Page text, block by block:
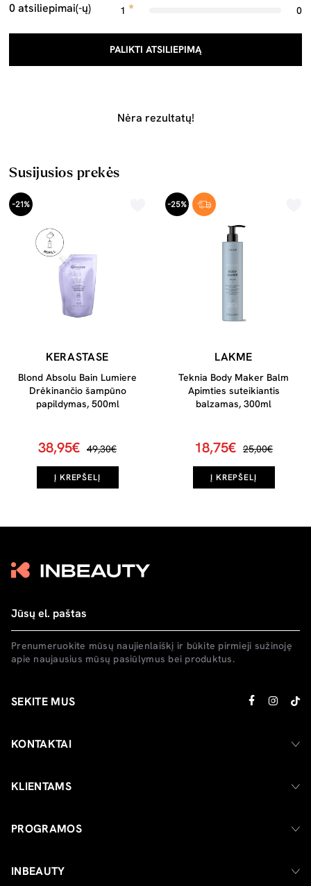
0 atsiliepimai(-ų)
1
0
PALIKTI ATSILIEPIMĄ
Nėra rezultatų!
Susijusios prekės
-21%
KERASTASE
Blond Absolu Bain Lumiere
Drėkinančio šampūno
papildymas, 500ml
38,95€ 49,30€
Į KREPŠELĮ
-25%
LAKME
Teknia Body Maker Balm
Apimties suteikiantis
balzamas, 300ml
18,75€ 25,00€
Į KREPŠELĮ
Prenumeruokite mūsų naujienlaiškį ir būkite pirmieji sužinoję
apie naujausius mūsų pasiūlymus bei produktus.
SEKITE MUS
KONTAKTAI
KLIENTAMS
PROGRAMOS
INBEAUTY